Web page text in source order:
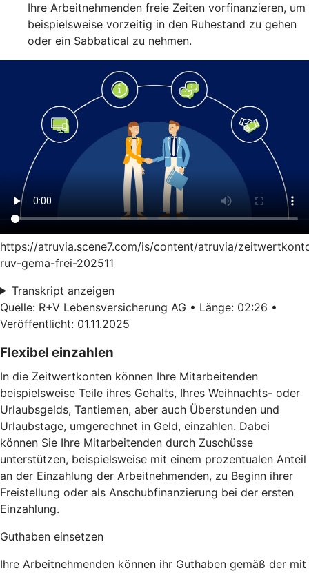
Ihre Arbeitnehmenden freie Zeiten vorfinanzieren, um
beispielsweise vorzeitig in den Ruhestand zu gehen
oder ein Sabbatical zu nehmen.
https://atruvia.scene7.com/is/content/atruvia/
ruv-gema-frei-202511
Transkript anzeigen
Quelle: R+V Lebensversicherung AG • Länge: 02:26 •
Veröffentlicht: 01.11.2025
Flexibel einzahlen
In die Zeitwertkonten können Ihre Mitarbeitenden
beispielsweise Teile ihres Gehalts, Ihres Weihnachts- oder
Urlaubsgelds, Tantiemen, aber auch Überstunden und
Urlaubstage, umgerechnet in Geld, einzahlen. Dabei
können Sie Ihre Mitarbeitenden durch Zuschüsse
unterstützen, beispielsweise mit einem prozentualen Anteil
an der Einzahlung der Arbeitnehmenden, zu Beginn ihrer
Freistellung oder als Anschubfinanzierung bei der ersten
Einzahlung.
Guthaben einsetzen
Ihre Arbeitnehmenden können ihr Guthaben gemäß der mit